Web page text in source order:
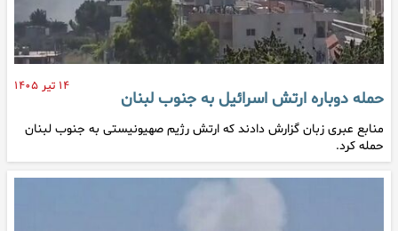
۱۴ تیر ۱۴۰۵
حمله دوباره ارتش اسرائیل به جنوب لبنان
منابع عبری زبان گزارش دادند که ارتش رژیم صهیونیستی به جنوب لبنان
حمله کرد.